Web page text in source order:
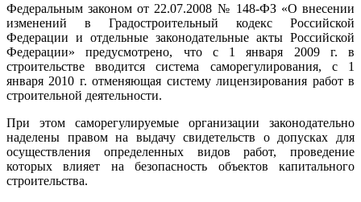
Федеральным законом от 22.07.2008 № 148-ФЗ «О внесении
изменений в Градостроительный кодекс Российской
Федерации и отдельные законодательные акты Российской
Федерации» предусмотрено, что с 1 января 2009 г. в
строительстве вводится система саморегулирования, с 1
января 2010 г. отменяющая систему лицензирования работ в
строительной деятельности.
При этом саморегулируемые организации законодательно
наделены правом на выдачу свидетельств о допусках для
осуществления определенных видов работ, проведение
которых влияет на безопасность объектов капитального
строительства.